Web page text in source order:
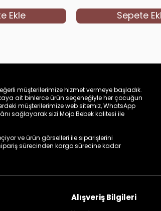
Ekle Sepete
müşterilerimize hizmet vermeye başladık.
ait binlerce ürün seçeneğiyle her çocuğun
müşterilerimize web sitemiz, WhatsApp
sağlayarak sizi Mojo Bebek kalitesi ile
ve ürün görselleri ile siparişlerini
sürecinden kargo sürecine kadar
Alışveriş Bilgileri